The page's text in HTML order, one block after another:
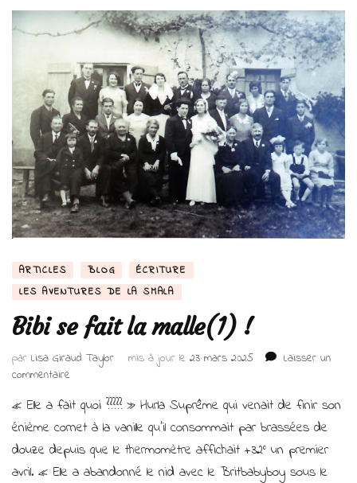
ARTICLES BLOG
ÉCRITURE
LES AVENTURES DE LA SMALA
Bibi se fait la malle(1) !
par Lisa Giraud Taylor mis à jour le 23 mars 2025
Laisser un
commentaire
se
fait
malle(1) !
« Elle a fait quoi ????? » Hurla Suprême qui venait de finir son
énième cornet à la vanille qu’il consommait par brassées de
douze depuis que le thermomètre affichait +32° un premier
avril. « Elle a abandonné le nid avec le Britbabyboy sous le